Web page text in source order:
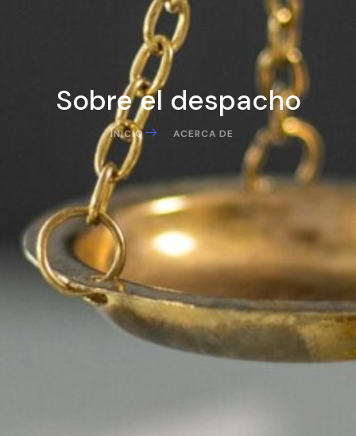
Sobre el despacho
INICIO ACERCA DE